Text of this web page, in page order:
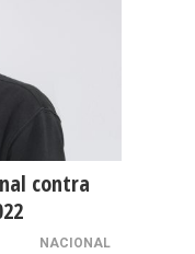
contra
NACIONAL